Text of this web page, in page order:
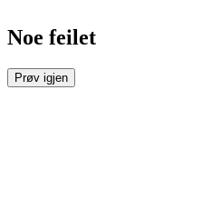
Noe feilet
Prøv igjen